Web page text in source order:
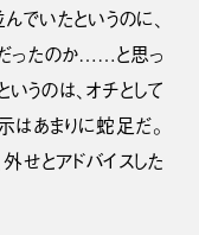
でいたというのに、
ったのか……と思っ
うのは、オチとして
あまりに蛇足だ。
せとアドバイスした